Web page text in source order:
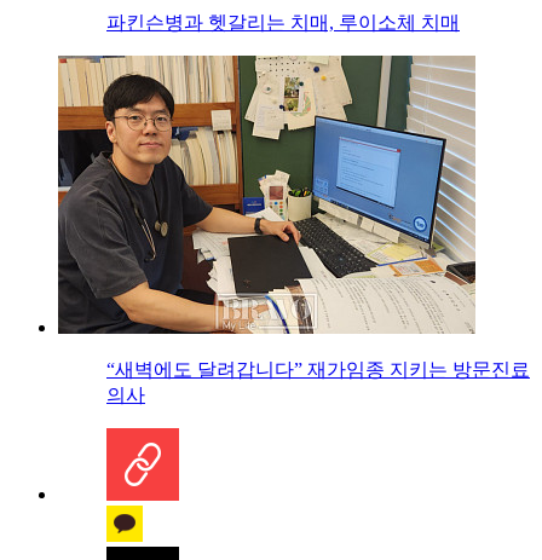
파킨슨병과 헷갈리는 치매, 루이소체 치매
“새벽에도 달려갑니다” 재가임종 지키는 방문진료
의사